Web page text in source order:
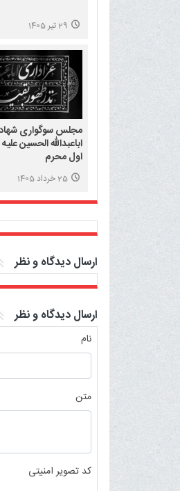
29 تیر 1405
مجلس سوگواری
اباعبدالله الحسین
اول محرم
25 خرداد 1405
ارسال دیدگاه و نظر
ارسال دیدگاه و نظر
نام
متن
کد تصویر امنیتی